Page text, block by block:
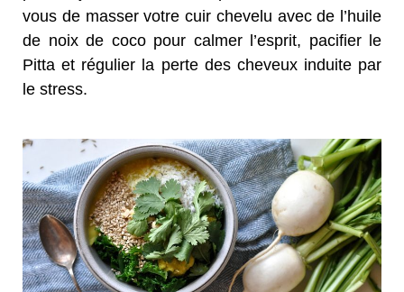
vous de masser votre cuir chevelu avec de l’huile
de noix de coco pour calmer l’esprit, pacifier le
Pitta et régulier la perte des cheveux induite par
le stress.